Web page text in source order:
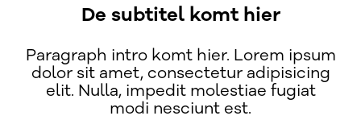
De subtitel komt hier
Paragraph intro komt hier. Lorem ipsum
dolor sit amet, consectetur adipisicing
elit. Nulla, impedit molestiae fugiat
modi nesciunt est.